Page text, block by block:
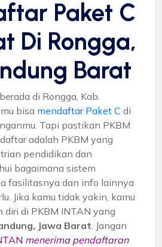
Paket C
Di Rongga,
Barat
di Rongga, Kab.
bisa mendaftar Paket C di
Tapi pastikan PKBM
adalah PKBM yang
pendidikan dan
bagaimana sistem
fasilitasnya dan info lainnya
Jika kamu tidak yakin, kamu
diri di PKBM INTAN yang
Jawa Barat . Jangan
menerima pendaftaran